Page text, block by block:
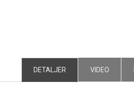
DETALJER VIDEO